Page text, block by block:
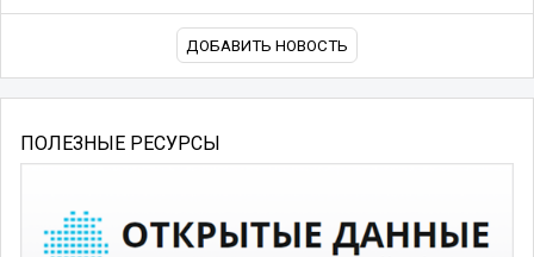
ДОБАВИТЬ НОВОСТЬ
ПОЛЕЗНЫЕ РЕСУРСЫ